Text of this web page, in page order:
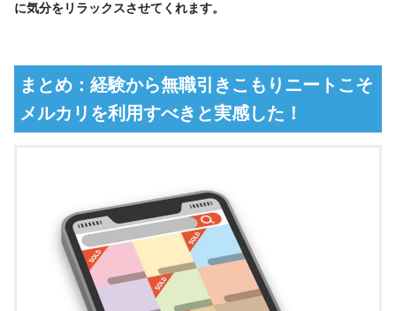
に気分をリラックスさせてくれます。
まとめ：経験から無職引きこもりニートこそ
メルカリを利用すべきと実感した！